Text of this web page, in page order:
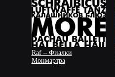
Raf – Фиалки
Монмартра